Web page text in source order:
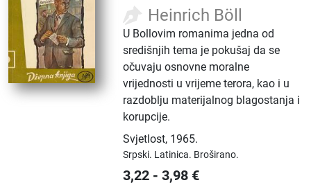
Heinrich Böll
U Bollovim romanima jedna od
središnjih tema je pokušaj da se
očuvaju osnovne moralne
vrijednosti u vrijeme terora, kao i u
razdoblju materijalnog blagostanja i
korupcije.
Svjetlost, 1965.
Srpski. Latinica. Broširano.
3,22 -3,98 €